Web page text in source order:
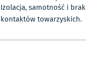
Izolacja, samotność i brak
kontaktów towarzyskich.